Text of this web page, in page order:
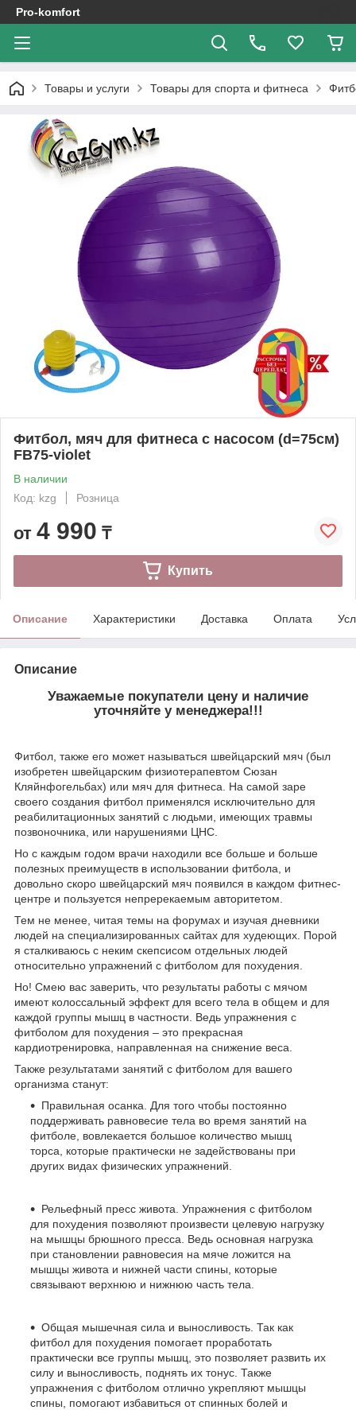
Pro-komfort
Товары и услуги Товары для спорта и фитнеса
Фитбол, мяч для фитнеса c насосом (d=75см)
FB75-violet
В наличии
Код: kzg
Розница
от 4 990 ₸
Купить
Описание Характеристики Доставка Оплата
Описание
Уважаемые покупатели цену и наличие
уточняйте у менеджера!!!
Фитбол, также его может называться швейцарский мяч (был
изобретен швейцарским физиотерапевтом Сюзан
Кляйнфогельбах) или мяч для фитнеса. На самой заре
своего создания фитбол применялся исключительно для
реабилитационных занятий с людьми, имеющих травмы
позвоночника, или нарушениями ЦНС.
Но с каждым годом врачи находили все больше и больше
полезных преимуществ в использовании фитбола, и
довольно скоро швейцарский мяч появился в каждом фитнес-
центре и пользуется непререкаемым авторитетом.
Тем не менее, читая темы на форумах и изучая дневники
людей на специализированных сайтах для худеющих. Порой
я сталкиваюсь с неким скепсисом отдельных людей
относительно упражнений с фитболом для похудения.
Но! Смею вас заверить, что результаты работы с мячом
имеют колоссальный эффект для всего тела в общем и для
каждой группы мышц в частности. Ведь упражнения с
фитболом для похудения – это прекрасная
кардиотренировка, направленная на снижение веса.
Также результатами занятий с фитболом для вашего
организма станут:
Правильная осанка. Для того чтобы постоянно
поддерживать равновесие тела во время занятий на
фитболе, вовлекается большое количество мышц
торса, которые практически не задействованы при
других видах физических упражнений.
Рельефный пресс живота. Упражнения с фитболом
для похудения позволяют произвести целевую нагрузку
на мышцы брюшного пресса. Ведь основная нагрузка
при становлении равновесия на мяче ложится на
мышцы живота и нижней части спины, которые
связывают верхнюю и нижнюю часть тела.
Общая мышечная сила и выносливость. Так как
фитбол для похудения помогает проработать
практически все группы мышц, это позволяет развить их
силу и выносливость, поднять их тонус. Также
упражнения с фитболом отлично укрепляют мышцы
спины, помогают избавиться от спинных болей и